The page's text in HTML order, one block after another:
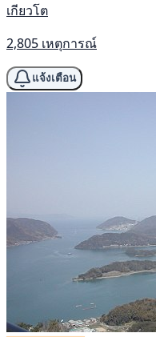
เกียวโต
2,805 เหตุการณ์
แจ้งเตือน